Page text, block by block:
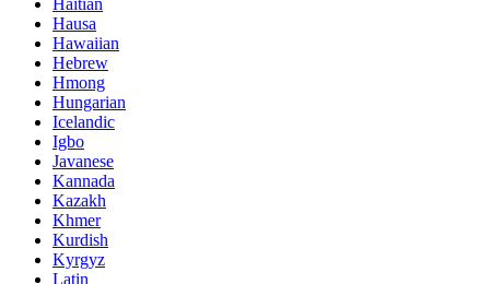
Hausa
Hawaiian
Hebrew
Hmong
Hungarian
Icelandic
Igbo
Javanese
Kannada
Kazakh
Khmer
Kurdish
Kyrgyz
Latin